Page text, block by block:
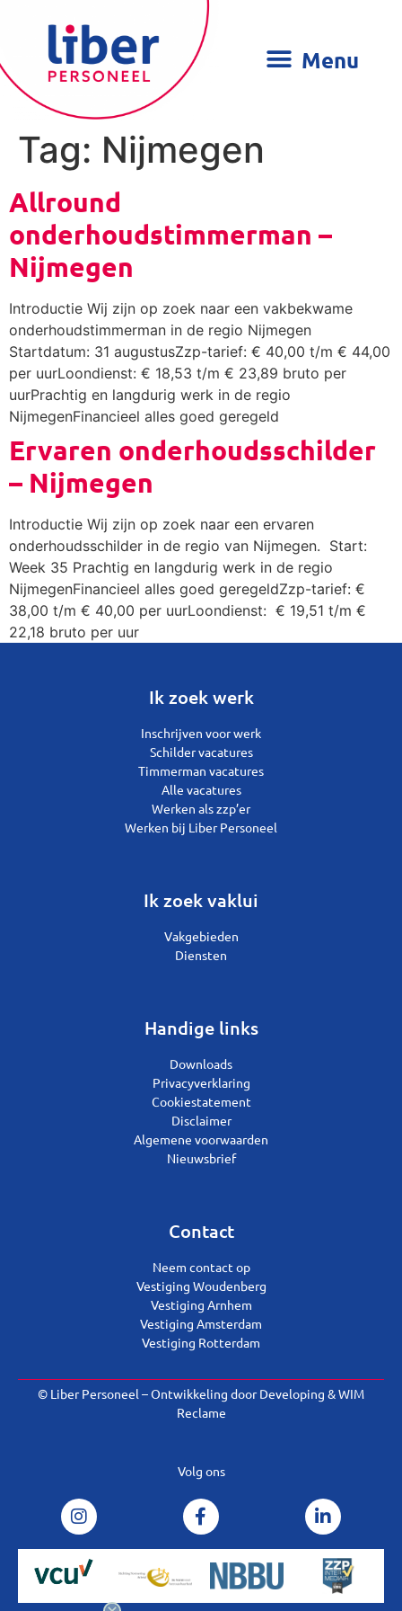
Tag: Nijmegen
Allround
onderhoudstimmerman –
Nijmegen
Introductie Wij zijn op zoek naar een vakbekwame
onderhoudstimmerman in de regio Nijmegen
Startdatum: 31 augustusZzp-tarief: € 40,00 t/m € 44,00
per uurLoondienst: € 18,53 t/m € 23,89 bruto per
uurPrachtig en langdurig werk in de regio
NijmegenFinancieel alles goed geregeld
Ervaren onderhoudsschilder
– Nijmegen
Introductie Wij zijn op zoek naar een ervaren
onderhoudsschilder in de regio van Nijmegen. Start:
Week 35 Prachtig en langdurig werk in de regio
NijmegenFinancieel alles goed geregeldZzp-tarief: €
38,00 t/m € 40,00 per uurLoondienst: € 19,51 t/m €
22,18 bruto per uur
Ik zoek werk
Inschrijven voor werk
Schilder vacatures
Timmerman vacatures
Alle vacatures
Werken als zzp’er
Werken bij Liber Personeel
Ik zoek vaklui
Vakgebieden
Diensten
Handige links
Downloads
Privacyverklaring
Cookiestatement
Disclaimer
Algemene voorwaarden
Nieuwsbrief
Contact
Neem contact op
Vestiging Woudenberg
Vestiging Arnhem
Vestiging Amsterdam
Vestiging Rotterdam
© Liber Personeel – Ontwikkeling doorDeveloping &WIM
Reclame
Volg ons